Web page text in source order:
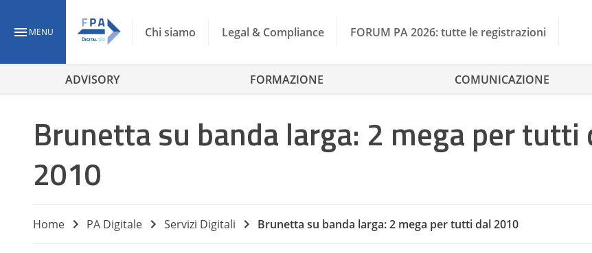
MENU Chi siamo Legal & Compliance FORUM PA 2026: tutte le registrazioni
ADVISORY FORMAZIONE COMUNICAZIONE
Brunetta su banda larga: 2 mega per tutti
2010
Home PA Digitale Servizi Digitali Brunetta su banda larga: 2 mega per tutti dal 2010